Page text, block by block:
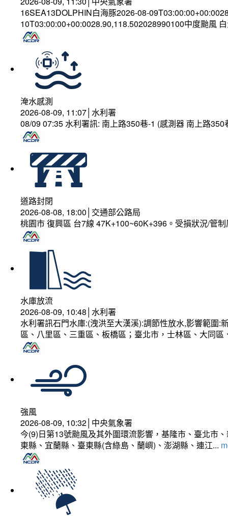
16SEA13DOLPHIN白海豚2026-08-
10T03:00:00+00:0028.90,118.502028990100中度颱風
淹水感測
2026-08-09, 11:07│水利署
08/09 07:35 水利署訊: 南上路350巷-1 (感測器 南上路
道路封閉
2026-08-08, 18:00│交通部公路局
桃園市 復興區 台7線 47K+100~60K+396。受損狀況/管
水庫放流
2026-08-09, 10:48│水利署
水利署訊石門水庫:(洩洪至大漢溪):調節性放水,影響範圍
區、八里區、三重區、板橋區；臺北市，士林區、大同
強風
2026-08-09, 10:32│中央氣象署
今(9)日第13號颱風及其外圍環流影響，基隆市、臺北市
東縣、宜蘭縣、臺東縣(含綠島、蘭嶼)、澎湖縣、連江...